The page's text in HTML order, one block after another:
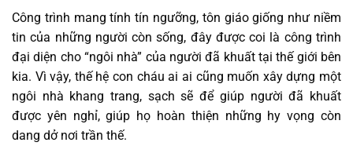
Công trình mang tính tín ngưỡng, tôn giáo giống như niềm
tin của những người còn sống, đây được coi là công trình
đại diện cho “ngôi nhà” của người đã khuất tại thế giới bên
kia. Vì vậy, thế hệ con cháu ai ai cũng muốn xây dựng một
ngôi nhà khang trang, sạch sẽ để giúp người đã khuất
được yên nghỉ, giúp họ hoàn thiện những hy vọng còn
dang dở nơi trần thế.